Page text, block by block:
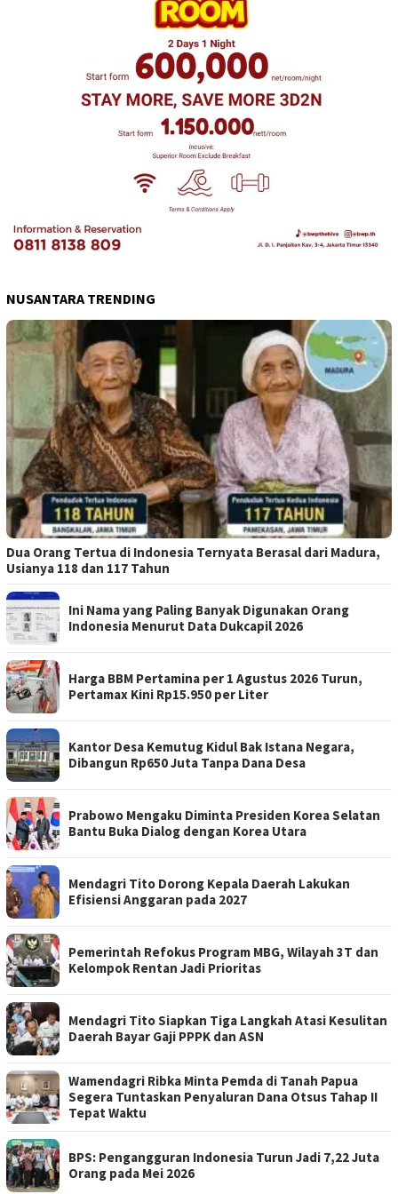
NUSANTARA TRENDING
Dua Orang Tertua di Indonesia Ternyata Berasal dari Madura,
Usianya 118 dan 117 Tahun
Ini Nama yang Paling Banyak Digunakan Orang
Indonesia Menurut Data Dukcapil 2026
Harga BBM Pertamina per 1 Agustus 2026 Turun,
Pertamax Kini Rp15.950 per Liter
Kantor Desa Kemutug Kidul Bak Istana Negara,
Dibangun Rp650 Juta Tanpa Dana Desa
Prabowo Mengaku Diminta Presiden Korea Selatan
Bantu Buka Dialog dengan Korea Utara
Mendagri Tito Dorong Kepala Daerah Lakukan
Efisiensi Anggaran pada 2027
Pemerintah Refokus Program MBG, Wilayah 3T dan
Kelompok Rentan Jadi Prioritas
Mendagri Tito Siapkan Tiga Langkah Atasi Kesulitan
Daerah Bayar Gaji PPPK dan ASN
Wamendagri Ribka Minta Pemda di Tanah Papua
Segera Tuntaskan Penyaluran Dana Otsus Tahap II
Tepat Waktu
BPS: Pengangguran Indonesia Turun Jadi 7,22 Juta
Orang pada Mei 2026